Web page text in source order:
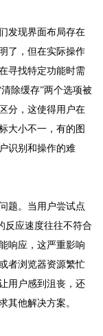
发现界面布局存在
了，但在实际操作
寻找特定功能时需
除缓存”两个选项被
分，这使得用户在
大小不一，有的图
识别和操作的难
题。当用户尝试点
反应速度往往不符合
响应，这严重影响
者浏览器资源繁忙
用户感到沮丧，还
其他解决方案。